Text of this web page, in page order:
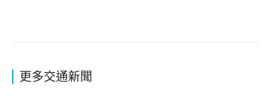
更多交通新聞